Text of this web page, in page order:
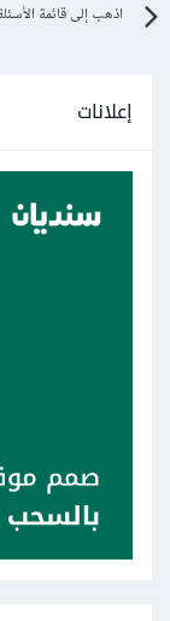
اذهب إلى قائمة الأسئلة
إعلانات